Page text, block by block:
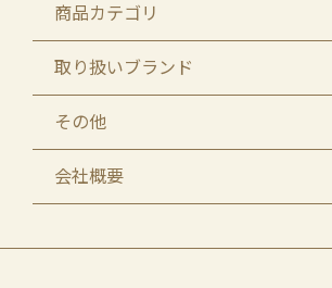
商品カテゴリ
取り扱いブランド
その他
会社概要